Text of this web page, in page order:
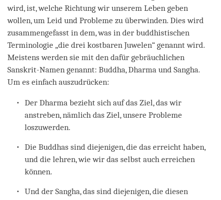
wird, ist, welche Richtung wir unserem Leben geben
wollen, um Leid und Probleme zu überwinden. Dies wird
zusammengefasst in dem, was in der buddhistischen
Terminologie „die drei kostbaren Juwelen“ genannt wird.
Meistens werden sie mit den dafür gebräuchlichen
Sanskrit-Namen genannt: Buddha, Dharma und Sangha.
Um es einfach auszudrücken:
Der Dharma bezieht sich auf das Ziel, das wir
anstreben, nämlich das Ziel, unsere Probleme
loszuwerden.
Die Buddhas sind diejenigen, die das erreicht haben,
und die lehren, wie wir das selbst auch erreichen
können.
Und der Sangha, das sind diejenigen, die diesen